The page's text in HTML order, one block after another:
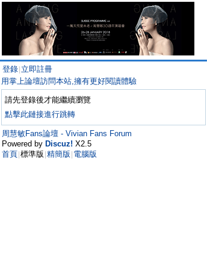
登錄 立即註冊
用掌上論壇訪問本站,擁有更好閱讀體驗
請先登錄後才能繼續瀏覽
點擊此鏈接進行跳轉
周慧敏Fans論壇 - Vivian Fans Forum
Powered by Discuz! X2.5
首頁 標準版 精簡版 電腦版